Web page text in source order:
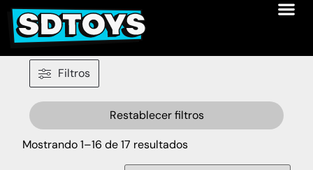
Filtros
Restablecer filtros
Mostrando 1–16 de 17 resultados